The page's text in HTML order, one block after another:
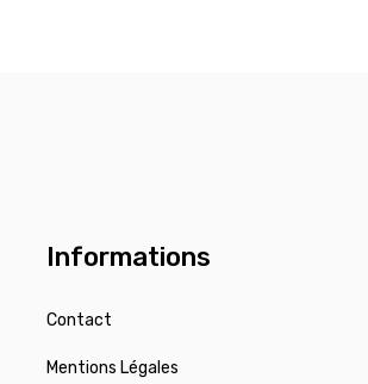
Informations
Contact
Mentions Légales